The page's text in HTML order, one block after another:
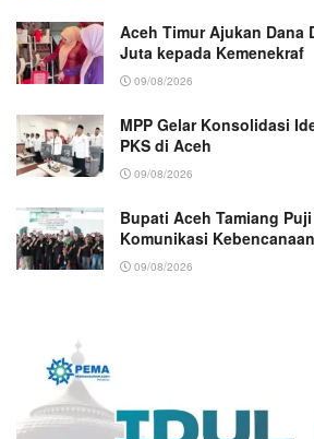
Aceh Timur Ajukan Dana
Juta kepada Kemenekraf
09/08/2026
MPP Gelar Konsolidasi
PKS di Aceh
09/08/2026
Bupati Aceh Tamiang
Komunikasi Kebencanaan
09/08/2026